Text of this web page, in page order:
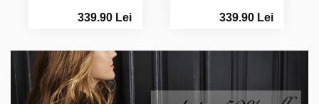
339.90 Lei 339.90 Lei